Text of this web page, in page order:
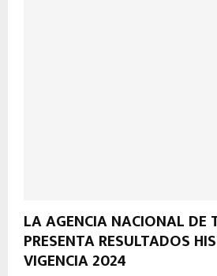
LA AGENCIA NACIONAL DE
PRESENTA RESULTADOS
VIGENCIA 2024